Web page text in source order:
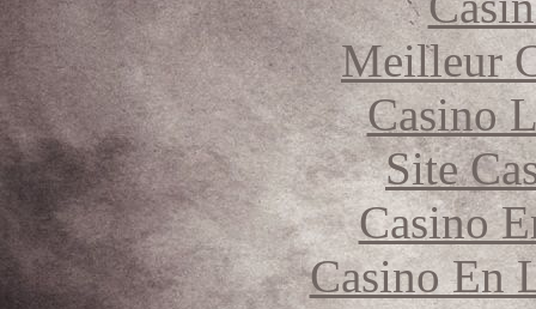
Meilleur
Casino
Site
Casino
Casino En